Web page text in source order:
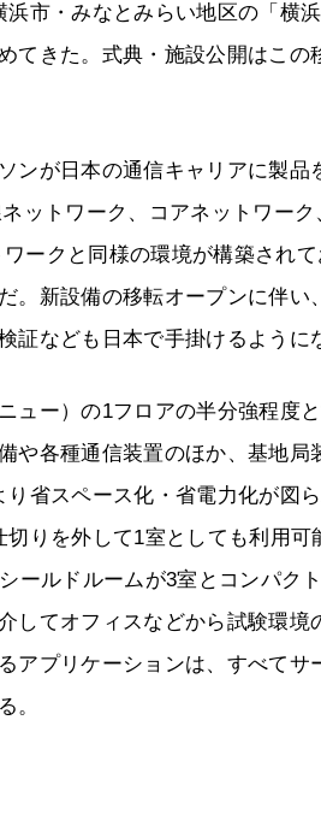
市・みなとみらい地区の「横浜
てきた。式典・施設公開はこの
ンが日本の通信キャリアに製品
ットワーク、コアネットワーク
ークと同様の環境が構築され
。新設備の移転オープンに伴い
なども日本で手掛けるように
ュー）の1フロアの半分強程度と
や各種通信装置のほか、基地局
省スペース化・省電力化が図ら
りを外して1室としても利用可
ールドルームが3室とコンパク
してオフィスなどから試験環境
アプリケーションは、すべてサ
。